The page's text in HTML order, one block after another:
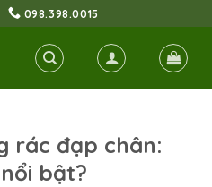
| 098.398.0015
rác đạp chân:
bật?